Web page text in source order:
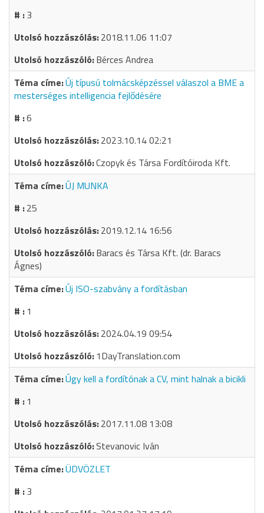
3
2018.11.06 11:07
Bérces Andrea
Új típusú tolmácsképzéssel válaszol a BME a
mesterséges intelligencia fejlődésére
6
2023.10.14 02:21
Czopyk és Társa Fordítóiroda Kft.
ÚJ MUNKA
25
2019.12.14 16:56
Baracs és Társa Kft. (dr. Baracs
Ágnes)
Új ISO-szabvány a fordításban
1
2024.04.19 09:54
1DayTranslation.com
Úgy kell a fordítónak a CV, mint halnak a bicikli
1
2017.11.08 13:08
Stevanovic Iván
ÜDVÖZLET
3